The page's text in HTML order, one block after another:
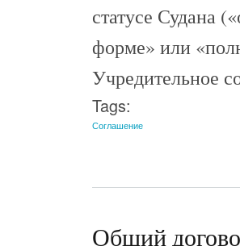
статусе Судана
форме» или
Учредительное
Tags:
Соглашение
Общий